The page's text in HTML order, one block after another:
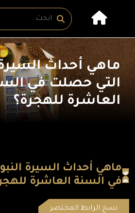
ماهي أحداث السيرة
التي حصلت في
العاشرة للهجرة؟
ماهي أحداث السيرة
في السنة العاشرة
نسخ الرابط المختصر